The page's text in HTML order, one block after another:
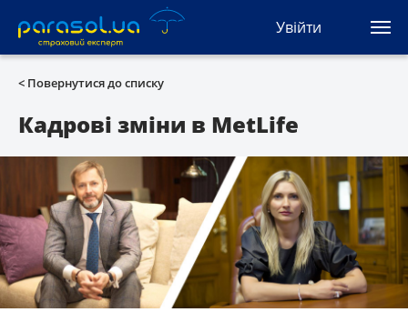
Увійти
(093) 170-33-90
RuEn
Усі сервіси
Автоцивілка
Зелена карта
Туристична
Автозахист
< Повернутися до списку
Кадрові зміни в MetLife